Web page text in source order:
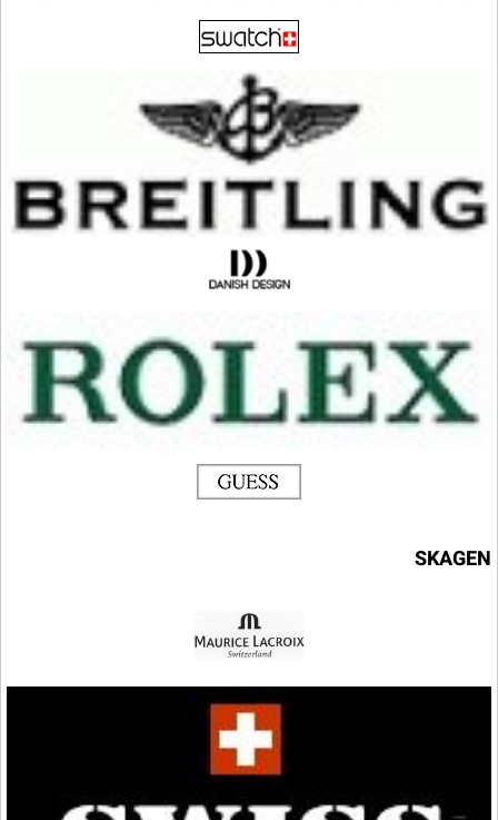
SKAGEN